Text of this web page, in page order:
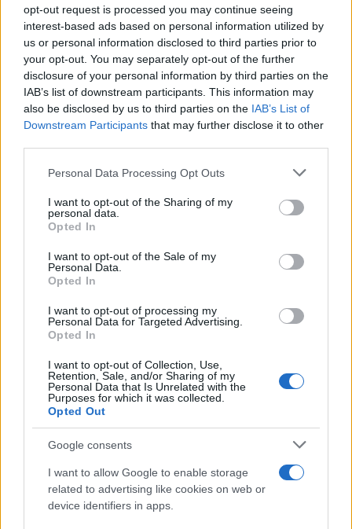
opt-out request is processed you may continue seeing
interest-based ads based on personal information utilized by
us or personal information disclosed to third parties prior to
your opt-out. You may separately opt-out of the further
disclosure of your personal information by third parties on the
IAB’s list of downstream participants. This information may
also be disclosed by us to third parties on the IAB’s List of
Downstream Participants that may further disclose it to other
Please note that this website/app uses one or more Google
not limited to your visit or usage behaviour. You may click to
grant or deny consent to Google and its third-party tags to
use your data for below specified purposes in below Google
consent section.
Personal Data Processing Opt Outs
I want to opt-out of the Sharing of my
personal data.
Opted In
I want to opt-out of the Sale of my
Personal Data.
Opted In
I want to opt-out of processing my
Personal Data for Targeted Advertising.
Opted In
I want to opt-out of Collection, Use,
Retention, Sale, and/or Sharing of my
Personal Data that Is Unrelated with the
Purposes for which it was collected.
Opted Out
Google consents
I want to allow Google to enable storage
related to advertising like cookies on web or
device identifiers in apps.
Continua a leggere
LIFESTYLE